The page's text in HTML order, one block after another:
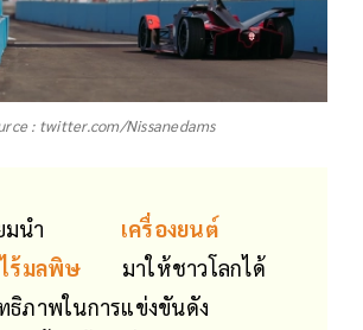
: twitter.com/Nissanedams
มนำ
เครื่องยนต์
ไร้มลพิษ
มาให้ชาวโลกได้
ธิภาพในการแข่งขันดัง